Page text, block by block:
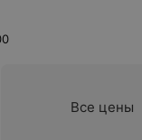
Все цены